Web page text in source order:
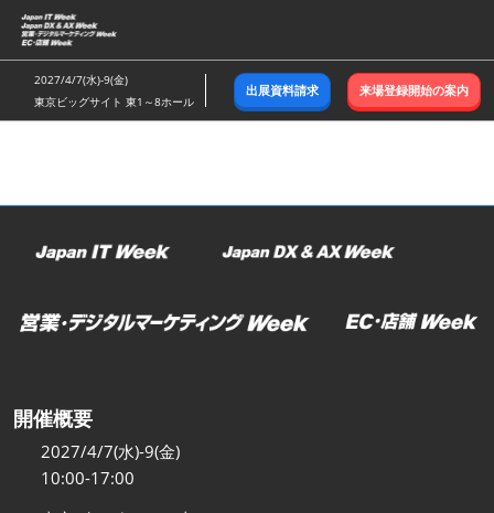
ス
キ
ッ
し
む
2027/4/7(水)-9(金)
東京ビッグサイト 東1～8ホール
出展資料請求 来場登録開始の案内
開催概要
2027/4/7(水)-9(金)
10:00-17:00